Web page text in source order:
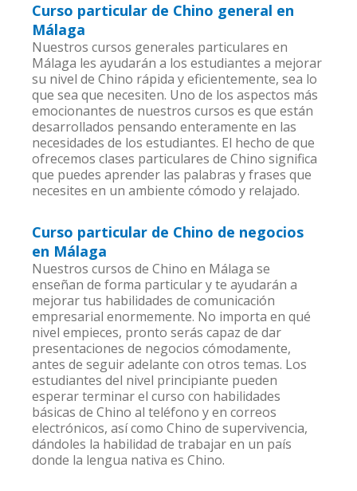
Curso particular de Chino general en
Málaga
Nuestros cursos generales particulares en
Málaga les ayudarán a los estudiantes a mejorar
su nivel de Chino rápida y eficientemente, sea lo
que sea que necesiten. Uno de los aspectos más
emocionantes de nuestros cursos es que están
desarrollados pensando enteramente en las
necesidades de los estudiantes. El hecho de que
ofrecemos clases particulares de Chino significa
que puedes aprender las palabras y frases que
necesites en un ambiente cómodo y relajado.
Curso particular de Chino de negocios
en Málaga
Nuestros cursos de Chino en Málaga se
enseñan de forma particular y te ayudarán a
mejorar tus habilidades de comunicación
empresarial enormemente. No importa en qué
nivel empieces, pronto serás capaz de dar
presentaciones de negocios cómodamente,
antes de seguir adelante con otros temas. Los
estudiantes del nivel principiante pueden
esperar terminar el curso con habilidades
básicas de Chino al teléfono y en correos
electrónicos, así como Chino de supervivencia,
dándoles la habilidad de trabajar en un país
donde la lengua nativa es Chino.